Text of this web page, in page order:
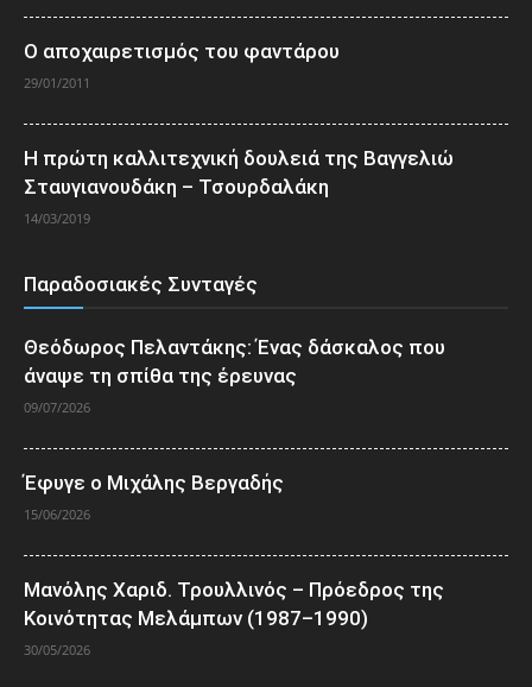
Ο αποχαιρετισμός του φαντάρου
29/01/2011
Η πρώτη καλλιτεχνική δουλειά της Βαγγελιώ
Σταυγιανουδάκη – Τσουρδαλάκη
14/03/2019
Παραδοσιακές Συνταγές
Θεόδωρος Πελαντάκης: Ένας δάσκαλος που
άναψε τη σπίθα της έρευνας
09/07/2026
Έφυγε ο Μιχάλης Βεργαδής
15/06/2026
Μανόλης Χαριδ. Τρουλλινός – Πρόεδρος της
Κοινότητας Μελάμπων (1987–1990)
30/05/2026